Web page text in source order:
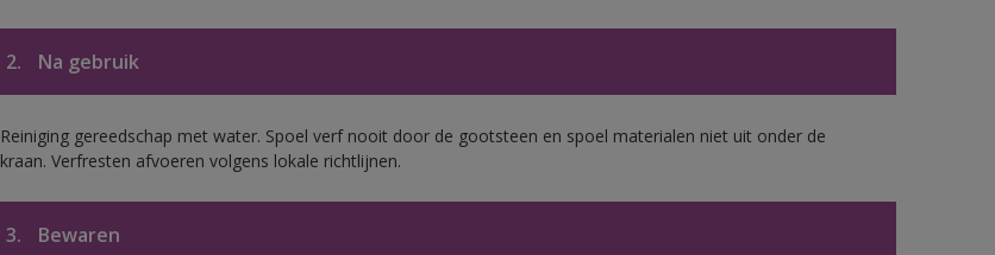
2. Na gebruik
Reiniging gereedschap met water. Spoel verf nooit door de gootsteen en spoel materialen niet uit onder de
kraan. Verfresten afvoeren volgens lokale richtlijnen.
3. Bewaren